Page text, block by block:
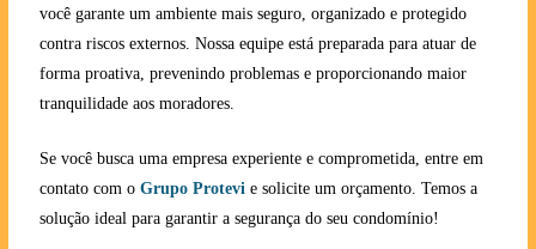
você garante um ambiente mais seguro, organizado e protegido
contra riscos externos. Nossa equipe está preparada para atuar de
forma proativa, prevenindo problemas e proporcionando maior
tranquilidade aos moradores.
Se você busca uma empresa experiente e comprometida, entre em
contato com o Grupo Protevie solicite um orçamento. Temos a
solução ideal para garantir a segurança do seu condomínio!